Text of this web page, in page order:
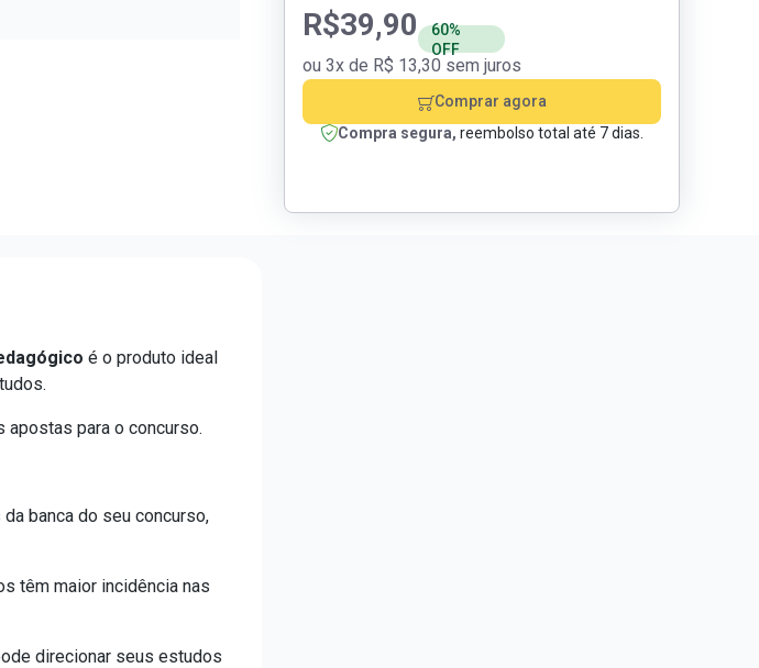
R$39,90
60%
OFF
ou 3x de R$ 13,30 sem juros
Comprar agora
Compra segura, reembolso total até 7 dias.
é o produto ideal
para o concurso.
banca do seu concurso,
têm maior incidência nas
direcionar seus estudos